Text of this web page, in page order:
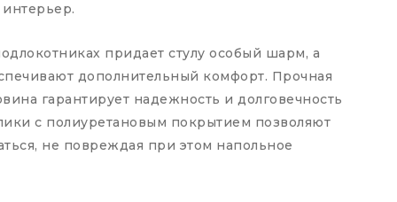
придает стулу особый шарм, а
дополнительный комфорт. Прочная
гарантирует надежность и долговечность
с полиуретановым покрытием позволяют
не повреждая при этом напольное